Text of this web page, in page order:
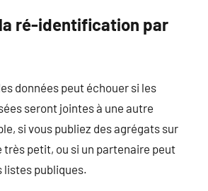
ré-identification par
données peut échouer si les
seront jointes à une autre
si vous publiez des agrégats sur
très petit, ou si un partenaire peut
listes publiques.